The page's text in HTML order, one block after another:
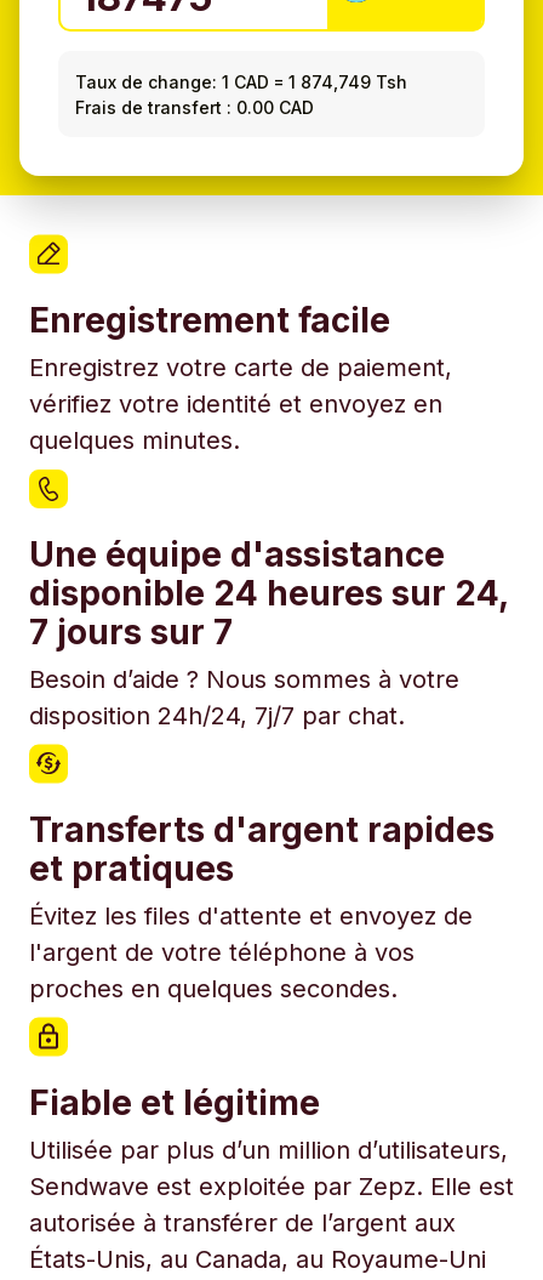
Taux de change: 1 CAD =1 874,749 Tsh
Frais de transfert : 0.00 CAD
Enregistrement facile
Enregistrez votre carte de paiement,
vérifiez votre identité et envoyez en
quelques minutes.
Une équipe d'assistance
disponible 24 heures sur 24,
7 jours sur 7
Besoin d’aide ? Nous sommes à votre
disposition 24h/24, 7j/7 par chat.
Transferts d'argent rapides
et pratiques
Évitez les files d'attente et envoyez de
l'argent de votre téléphone à vos
proches en quelques secondes.
Fiable et légitime
Utilisée par plus d’un million d’utilisateurs,
Sendwave est exploitée par Zepz. Elle est
autorisée à transférer de l’argent aux
États-Unis, au Canada, au Royaume-Uni